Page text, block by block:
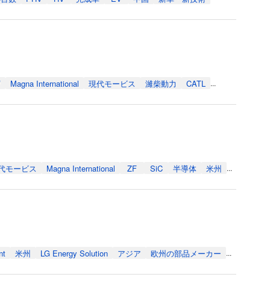
Magna International 現代モービス 濰柴動力 CATL ...
モービス Magna International ZF SiC 半導体 米州 ...
米州 LG Energy Solution アジア 欧州の部品メーカー ...